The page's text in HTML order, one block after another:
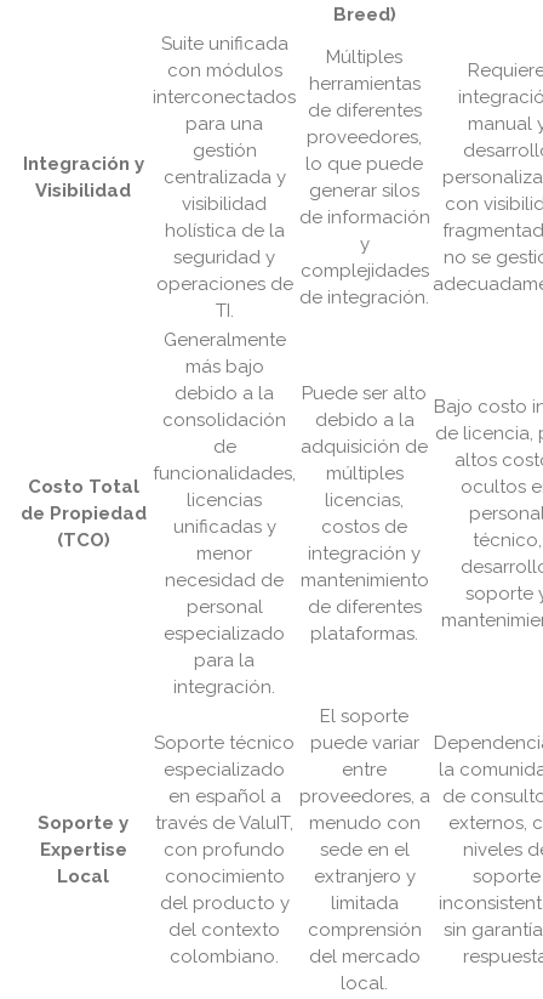
Breed)
Integración y
Visibilidad
Suite unificada
con módulos
interconectados
para una
gestión
centralizada y
visibilidad
holística de la
seguridad y
operaciones de
TI.
Múltiples
herramientas
de diferentes
proveedores,
lo que puede
generar silos
de información
y
complejidades
de integración.
manual
con
no se
Costo Total
de Propiedad
(TCO)
Generalmente
más bajo
debido a la
consolidación
de
funcionalidades,
licencias
unificadas y
menor
necesidad de
personal
especializado
para la
integración.
Puede ser alto
debido a la
adquisición de
múltiples
licencias,
costos de
integración y
mantenimiento
de diferentes
plataformas.
Bajo costo
de licencia,
altos
ocultos
técnico,
soporte
Soporte y
Expertise
Local
Soporte técnico
especializado
en español a
través de ValuIT,
con profundo
conocimiento
del producto y
del contexto
colombiano.
El soporte
puede variar
entre
proveedores, a
menudo con
sede en el
extranjero y
limitada
comprensión
del mercado
local.
la
de
externos,
niveles
soporte
sin